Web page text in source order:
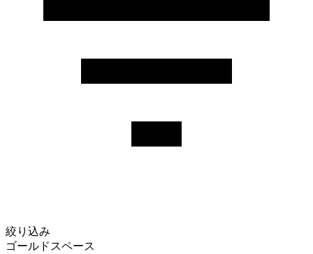
絞り込み
ゴールドスペース